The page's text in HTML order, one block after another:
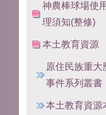
神農棒球場使
理須知(整修)
本土教育資源
原住民族重大
事件系列叢書
本土教育資源